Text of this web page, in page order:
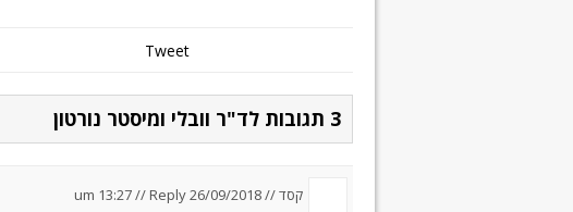
Tweet
3 תגובות לד"ר וובלי ומיסטר נורטון
קסד //26/09/2018 um 13:27
//Reply